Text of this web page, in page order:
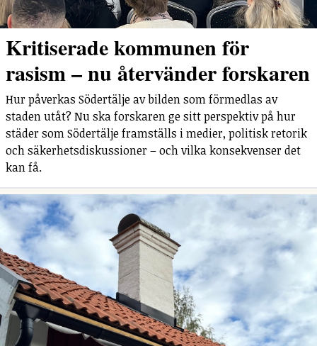
Kritiserade kommunen för
rasism – nu återvänder forskaren
Hur påverkas Södertälje av bilden som förmedlas av
staden utåt? Nu ska forskaren ge sitt perspektiv på hur
städer som Södertälje framställs i medier, politisk retorik
och säkerhetsdiskussioner – och vilka konsekvenser det
kan få.